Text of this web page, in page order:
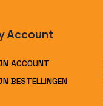
Account
ACCOUNT
BESTELLINGEN